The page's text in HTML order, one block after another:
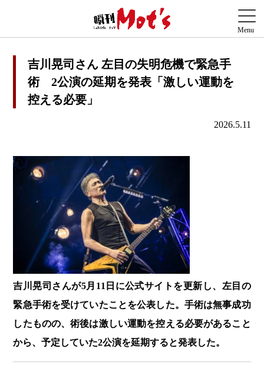
吉川晃司さん 左目の失明危機で緊急手
術 2公演の延期を発表「激しい運動を
控える必要」
2026.5.11
吉川晃司さんが5月11日に公式サイトを更新し、左目の
緊急手術を受けていたことを公表した。手術は無事成功
したものの、術後は激しい運動を控える必要があること
から、予定していた2公演を延期すると発表した。